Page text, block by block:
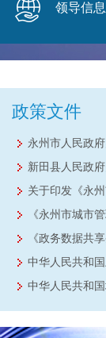
领导信息
政策文件
永州市人民政
新田县人民政
关于印发《永
《永州市城市
《政务数据共享
中华人民共和
中华人民共和